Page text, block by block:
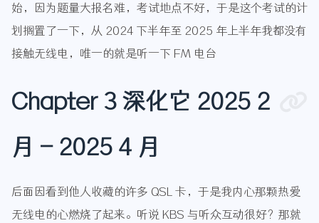
始，因为题量大报名难，考试地点不好，于是这个考试的计
划搁置了一下，从 2024 下半年至 2025 年上半年我都没有
接触无线电，唯一的就是听一下 FM 电台
Chapter 3 深化它 2025 2
月 - 2025 4 月
后面因看到他人收藏的许多 QSL 卡，于是我内心那颗热爱
无线电的心燃烧了起来。听说 KBS 与听众互动很好？那就